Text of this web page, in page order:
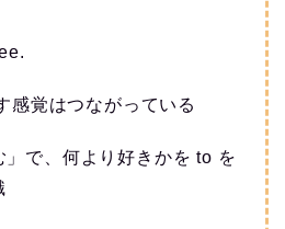
感覚はつながっている
で、何より好きかを to を